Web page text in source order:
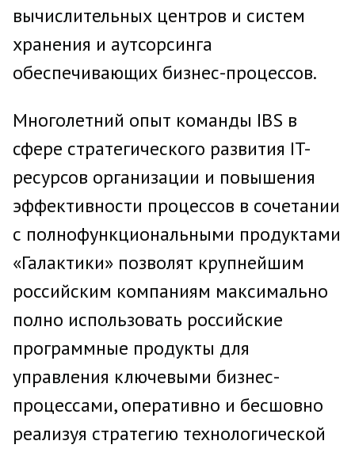
вычислительных центров и систем
хранения и аутсорсинга
обеспечивающих бизнес-процессов.
Многолетний опыт команды IBS в
сфере стратегического развития IT-
ресурсов организации и повышения
эффективности процессов в сочетании
с полнофункциональными продуктами
«Галактики» позволят крупнейшим
российским компаниям максимально
полно использовать российские
программные продукты для
управления ключевыми бизнес-
процессами, оперативно и бесшовно
реализуя стратегию технологической